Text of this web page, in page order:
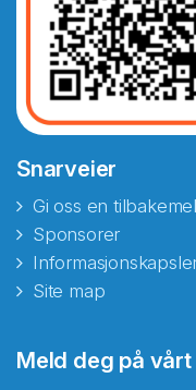
Snarveier
Gi oss en
Sponsorer
Site map
Meld deg på